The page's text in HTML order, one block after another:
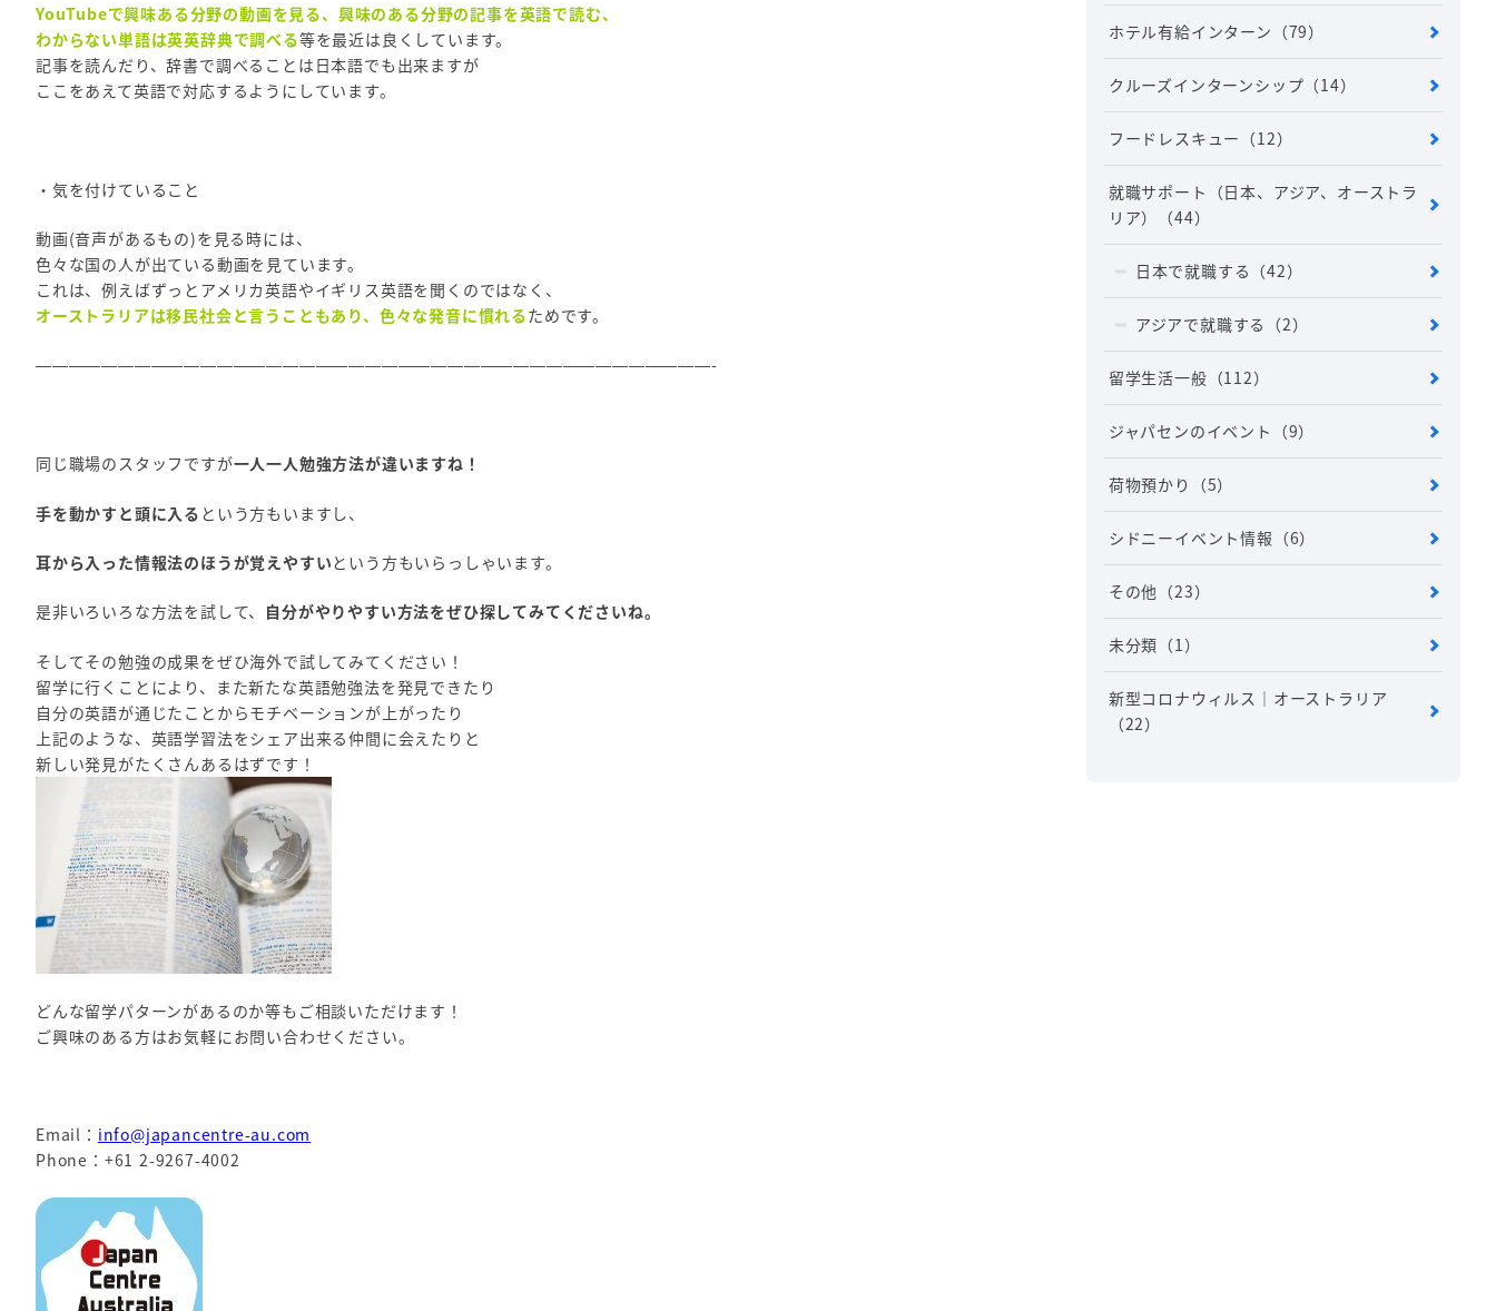
YouTubeで興味ある分野の動画を見る、興味のある分野の記事を英語で読む、
わからない単語は英英辞典で調べる等を最近は良くしています。
記事を読んだり、辞書で調べることは日本語でも出来ますが
ここをあえて英語で対応するようにしています。
・気を付けていること
動画(音声があるもの)を見る時には、
色々な国の人が出ている動画を見ています。
これは、例えばずっとアメリカ英語やイギリス英語を聞くのではなく、
オーストラリアは移民社会と言うこともあり、色々な発音に慣れるためです。
—————————————————————————————————————————-
同じ職場のスタッフですが一人一人勉強方法が違いますね！
手を動かすと頭に入る という方もいますし、
耳から入った情報法のほうが覚えやすい という方もいらっしゃいます。
是非いろいろな方法を試して、 自分がやりやすい方法をぜひ探してみてくださいね。
そしてその勉強の成果をぜひ海外で試してみてください！
留学に行くことにより、また新たな英語勉強法を発見できたり
自分の英語が通じたことからモチベーションが上がったり
上記のような、英語学習法をシェア出来る仲間に会えたりと
新しい発見がたくさんあるはずです！
どんな留学パターンがあるのか等もご相談いただけます！
ご興味のある方はお気軽にお問い合わせください。
Email： info@japancentre-au.com
Phone：+61 2-9267-4002
ホテル有給インターン （79）
クルーズインターンシップ （14）
フードレスキュー （12）
就職サポート（日本、アジア、オーストラ
リア）
（44）
日本で就職する （42）
アジアで就職する （2）
留学生活一般 （112）
ジャパセンのイベント （9）
荷物預かり （5）
シドニーイベント情報 （6）
その他 （23）
未分類 （1）
新型コロナウィルス｜オーストラリア
（22）